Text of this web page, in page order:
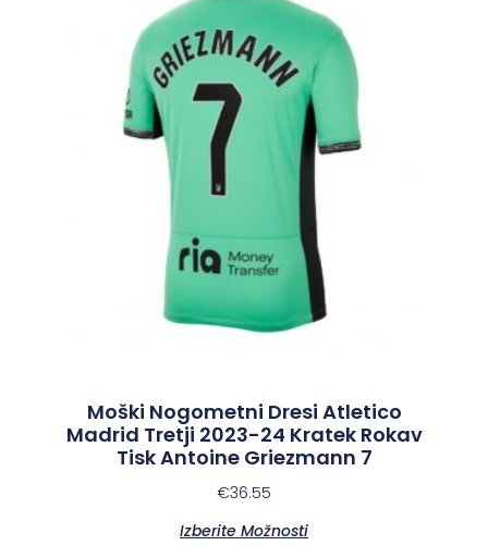
Moški Nogometni Dresi Atletico
Madrid Tretji 2023-24 Kratek Rokav
Tisk Antoine Griezmann 7
€36.55
Izberite Možnosti